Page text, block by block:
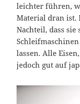
leichter führen,
Material dran ist.
Nachteil, dass sie
lassen. Alle
jedoch gut auf